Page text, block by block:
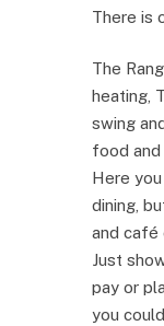
There is
The
heating,
swing
food and
Here
dining,
and café
Just
pay or
you